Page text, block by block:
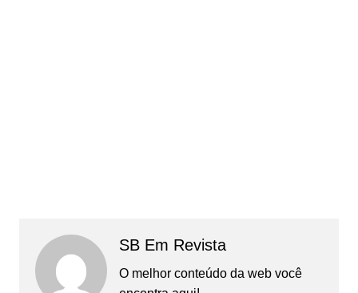
SB Em Revista
O melhor conteúdo da web você